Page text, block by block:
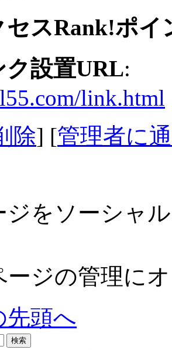
セスRank!ポイ
ク設置URL:
link.html
除] [管理者に
ジをソーシャ
ージの管理に
先頭へ